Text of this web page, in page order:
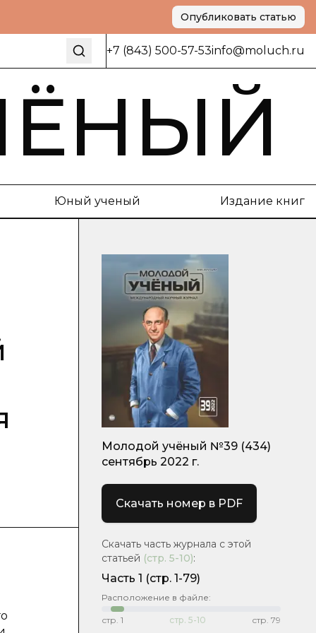
Опубликовать статью
+7 (843) 500-57-53info@moluch.ru
Юный ученый Издание книг
Молодой учёный №39 (434)
сентябрь 2022 г.
Скачать номер в PDF
Скачать часть журнала с этой
статьей (стр. 5-10):
Часть 1 (стр. 1-79)
Расположение в файле:
стр. 1 стр. 5-10 стр. 79